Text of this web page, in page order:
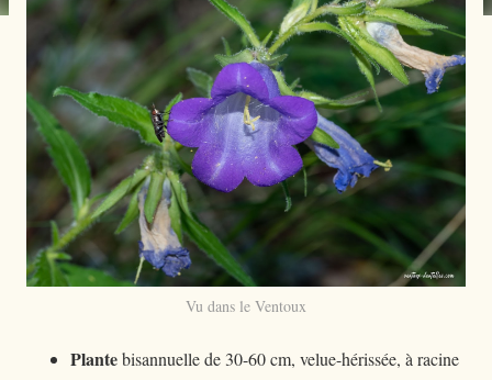
Vu dans le Ventoux
Plantebisannuelle de 30-60 cm, velue-hérissée, à racine